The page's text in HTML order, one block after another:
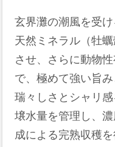
玄界灘の潮風を受
天然ミネラル（牡
させ、さらに動物
で、極めて強い旨
瑞々しさとシャリ
壌水量を管理し、
成による完熟収穫